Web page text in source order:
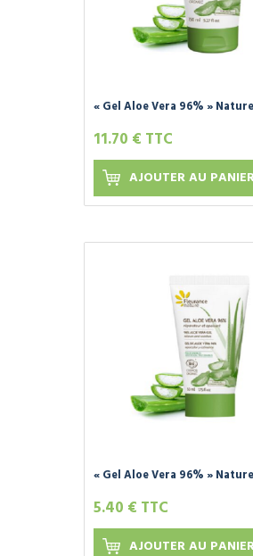
« Gel Aloe Vera 96% »
11.70 € TTC
AJOUTER AU
« Gel Aloe Vera 96% »
5.40 € TTC
AJOUTER AU